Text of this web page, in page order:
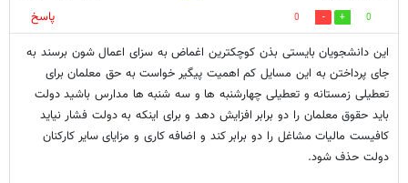
0
0
پاسخ
این دانشجویان بایستی بذن کوچکترین اغماض به سزای اعمال شون برسند به
جای پرداختن به این مسایل کم اهمیت پیگیر خواست به حق معلمان برای
تعطیلی زمستانه و تعطیلی چهارشنبه ها و سه شنبه ها مدارس باشید دولت
باید حقوق معلمان را دو برابر افزایش دهد و برای اینکه به دولت فشار نیاید
کافیست مالیات مشاغل را دو برابر کند و اضافه کاری و مزایای سایر کارکنان
دولت حذف شود.